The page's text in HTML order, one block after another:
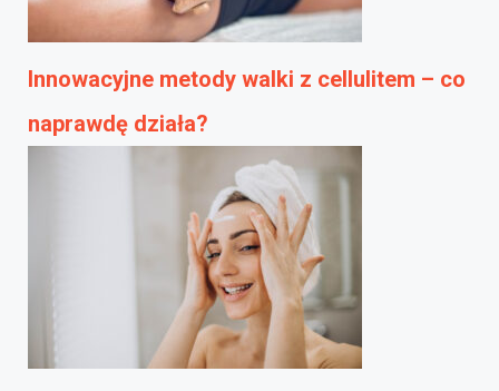
Innowacyjne metody walki z cellulitem – co
naprawdę działa?